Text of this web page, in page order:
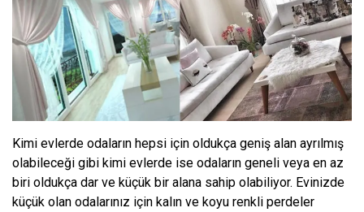
Kimi evlerde odaların hepsi için oldukça geniş alan ayrılmış
olabileceği gibi kimi evlerde ise odaların geneli veya en az
biri oldukça dar ve küçük bir alana sahip olabiliyor. Evinizde
küçük olan odalarınız için kalın ve koyu renkli perdeler